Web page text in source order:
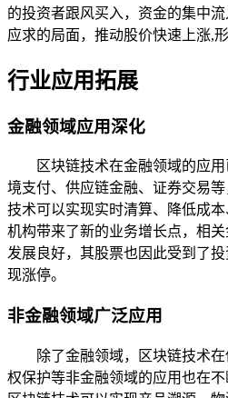
的投资者跟风买入，资金的集中
应求的局面，推动股价快速上涨,
行业应用拓展
金融领域应用深化
区块链技术在金融领域的应
境支付、供应链金融、证券交易
技术可以实现实时清算、降低成
机构带来了新的业务增长点，相
发展良好，其股票也因此受到了
现涨停。
非金融领域广泛应用
除了金融领域，区块链技术
权保护等非金融领域的应用也在不